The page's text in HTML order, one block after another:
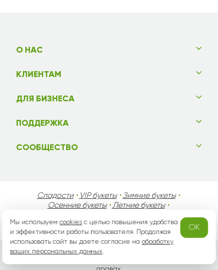
О НАС
КЛИЕНТАМ
ДЛЯ БИЗНЕСА
ПОДДЕРЖКА
СООБЩЕСТВО
Сладости• VIP букеты• Зимние букеты•
Осенние букеты•Летние букеты•
День Матери• День Мужчин•Праздники!
Мы используемcookiesс целью повышения удобства
и эффективности работы пользователя. Продолжая
использовать сайт вы даете согласие наобработку
ваших персональных данных.
OK